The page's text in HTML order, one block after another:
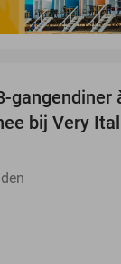
gangendiner
bij Very